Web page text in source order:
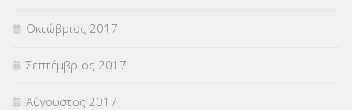
Οκτώβριος 2017
Σεπτέμβριος 2017
Αύγουστος 2017